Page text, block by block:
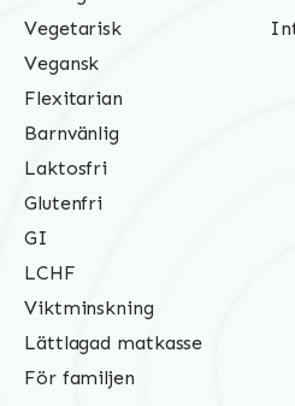
Vegetarisk
Vegansk
Flexitarian
Barnvänlig
Laktosfri
Glutenfri
GI
LCHF
Viktminskning
Lättlagad matkasse
För familjen